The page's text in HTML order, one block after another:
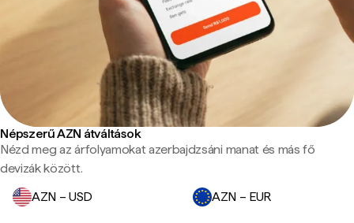
Népszerű AZN átváltások
Nézd meg az árfolyamokat azerbajdzsáni manat és más fő
devizák között.
AZN – USD
AZN – EUR